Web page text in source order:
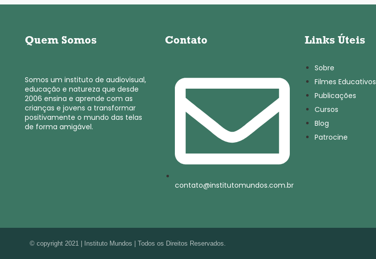
Quem Somos
Somos um instituto de audiovisual,
educação e natureza que desde
2006 ensina e aprende com as
crianças e jovens a transformar
positivamente o mundo das telas
de forma amigável.
Contato
contato@institutomundos.com.br
Links Úteis
Sobre
Filmes Educativos
Publicações
Cursos
Blog
Patrocine
© copyright 2021 | Instituto Mundos | Todos os Direitos Reservados.